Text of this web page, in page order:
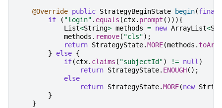
@Override public StrategyBeginState begin(final
if
( "login" . equals (ctx. prompt ())){
List<String> methods = new ArrayList<
methods . remove( "cls");
return StrategyState.MORE(methods .
}
else {
if(ctx. claims ( "subjectId") != null )
return StrategyState. ENOUGH();
else
return StrategyState.MORE(new String
}
}